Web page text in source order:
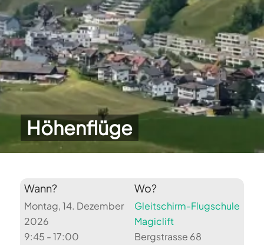
Höhenflüge
Wann?
Montag, 14. Dezember
2026
9:45 - 17:00
Wo?
Gleitschirm-Flugschule
Magiclift
Bergstrasse 68